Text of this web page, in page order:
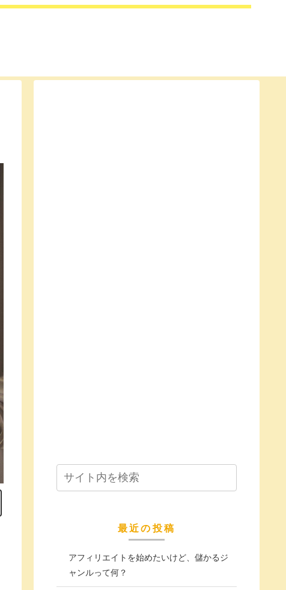
最近の投稿
アフィリエイトを始めたいけど、儲かるジ
ャンルって何？